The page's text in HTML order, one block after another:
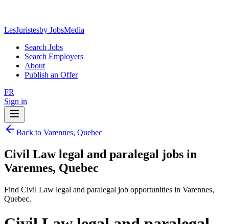
LesJuristesby JobsMedia
Search Jobs
Search Employers
About
Publish an Offer
FR
Sign in
Back to Varennes, Quebec
Civil Law legal and paralegal jobs in
Varennes, Quebec
Find Civil Law legal and paralegal job opportunities in Varennes,
Quebec.